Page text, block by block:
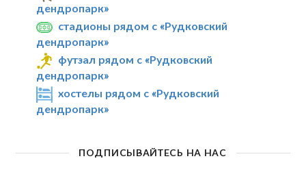
дендропарк»
стадионы рядом с «Рудковский
дендропарк»
футзал рядом с «Рудковский
дендропарк»
хостелы рядом с «Рудковский
дендропарк»
ПОДПИСЫВАЙТЕСЬ НА НАС